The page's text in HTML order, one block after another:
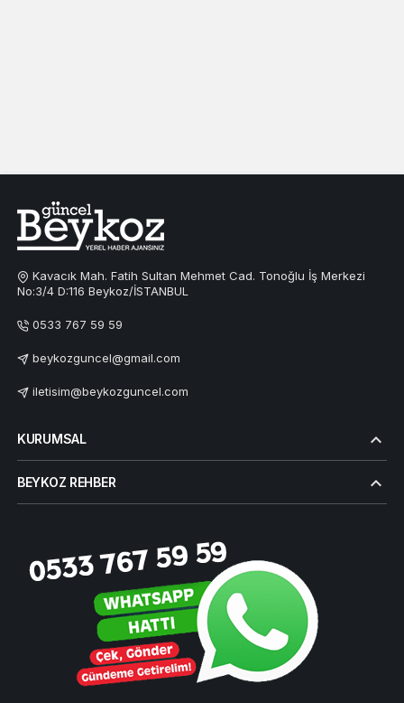
Kavacık Mah. Fatih Sultan Mehmet Cad. Tonoğlu İş Merkezi
No:3/4 D:116 Beykoz/İSTANBUL
0533 767 59 59
beykozguncel@gmail.com
iletisim@beykozguncel.com
KURUMSAL
BEYKOZ REHBER